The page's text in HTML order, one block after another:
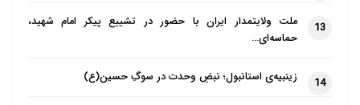
می‌توان به بازارهای جدیدی در این کشور پهناور دست یافت
و زمینه صادرات محصولات ایرانی را نیز فراهم کرد.
13
ملت ولایتمدار ایران با حضور در تشییع پیکر امام شهید،
حماسه‌ای…
14 زینبیه‌ی استانبول؛ نبضِ وحدت در سوگِ حسین(ع)